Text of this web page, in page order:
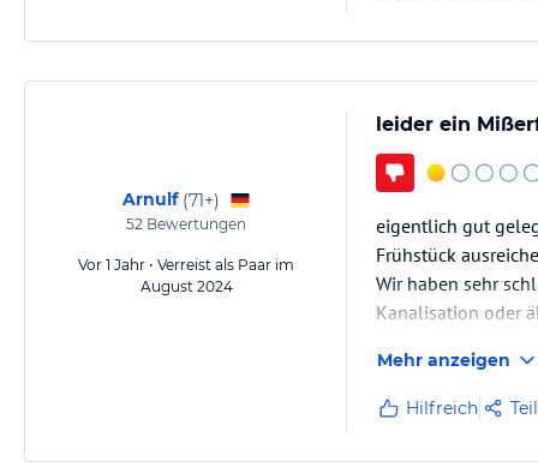
Arnulf (71+)
52 Bewertungen
Vor 1 Jahr • Verreist als Paar im
August 2024
leider ein
eigentlich gut
Frühstück
Wir haben sehr
Kanalisation oder
Mehr anzeigen
Hilfreich